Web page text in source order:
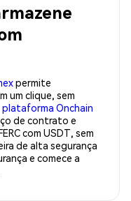
permite
um clique, sem
plataforma Onchain
de contrato e
com USDT, sem
de alta segurança
e comece a